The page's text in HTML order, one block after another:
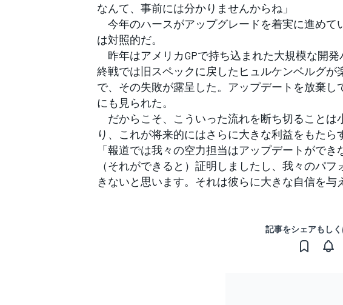
なんて、事前には分かりませんからね」
今年のハースがアップグレードを着実に進めて
は対照的だ。
昨年はアメリカGPで持ち込まれた大規模な開
終戦では旧スペックに戻したヒュルケンベルグが
で、その失敗が露呈した。アップデートを放棄し
にも見られた。
だからこそ、こういった流れを断ち切ることは
り、これが将来的にはさらに大きな利益をもたら
「報道では我々の空力担当はアップデートがで
（それができると）証明しましたし、我々のパ
きないと思います。それは彼らに大きな自信を与
記事をシェアもし